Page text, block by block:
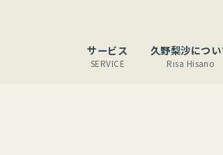
サービス
SERVICE
久野梨沙につい
Risa Hisano